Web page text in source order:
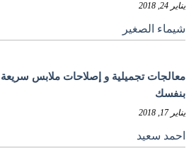
يناير 24, 2018
شيماء الصغير
معالجات تجميلية و إصلاحات ملابس
بنفسك
يناير 17, 2018
احمد سعيد